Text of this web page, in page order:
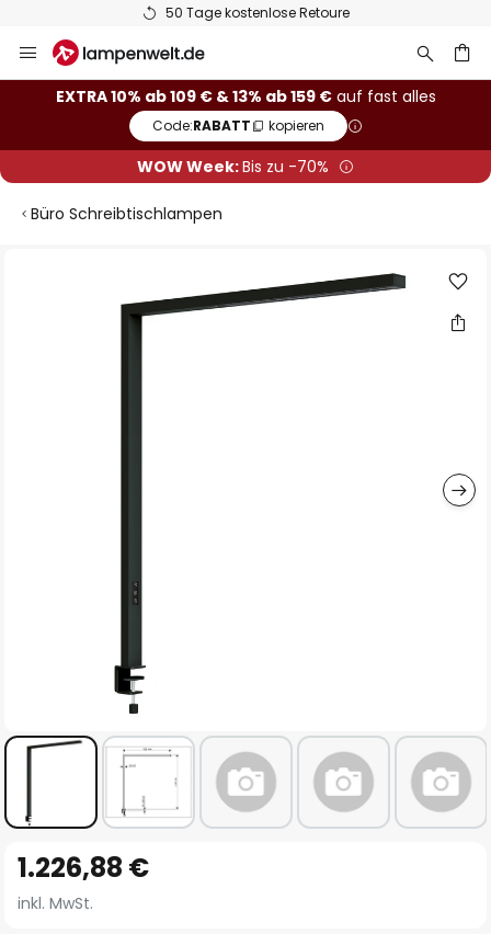
50 Tage kostenlose Retoure
Inhalt
springen
EXTRA 10% ab 109 € & 13% ab 159 €auf fast alles
Code:RABATT kopieren
WOW Week:Bis zu -70%
Büro Schreibtischlampen
Anfang
der
1.226,88 €
inkl. MwSt.